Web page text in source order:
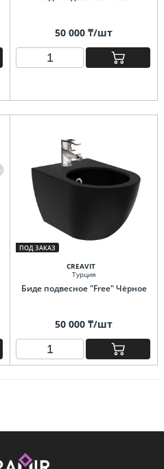
50 000 ₸/шт
ПОД ЗАКАЗ
CREAVIT
Турция
Биде подвесное "Free" Чёрное
50 000 ₸/шт